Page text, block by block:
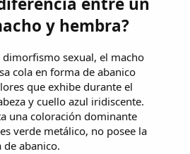
y hembra?
dimorfismo sexual, el macho
cola en forma de abanico
que exhibe durante el
y cuello azul iridiscente.
una coloración dominante
verde metálico, no posee la
abanico.